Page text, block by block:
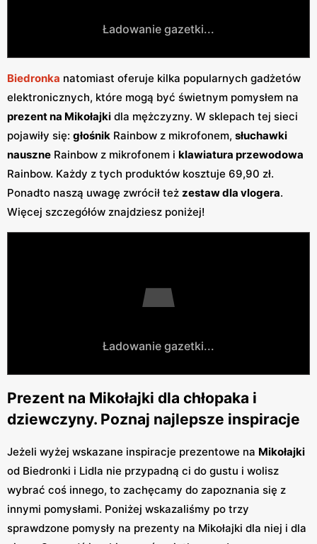
Ładowanie gazetki...
Biedronka natomiast oferuje kilka popularnych gadżetów
elektronicznych, które mogą być świetnym pomysłem na
prezent na Mikołajki dla mężczyzny. W sklepach tej sieci
pojawiły się: głośnik Rainbow z mikrofonem, słuchawki
nauszne Rainbow z mikrofonem i klawiatura przewodowa
Rainbow. Każdy z tych produktów kosztuje 69,90 zł.
Ponadto naszą uwagę zwrócił też zestaw dla vlogera.
Więcej szczegółów znajdziesz poniżej!
Ładowanie gazetki...
Prezent na Mikołajki dla chłopaka i
dziewczyny. Poznaj najlepsze inspiracje
Jeżeli wyżej wskazane inspiracje prezentowe na Mikołajki
od Biedronki i Lidla nie przypadną ci do gustu i wolisz
wybrać coś innego, to zachęcamy do zapoznania się z
innymi pomysłami. Poniżej wskazaliśmy po trzy
sprawdzone pomysły na prezenty na Mikołajki dla niej i dla